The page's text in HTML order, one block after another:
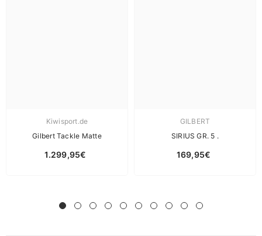
Kiwisport.de
Gilbert Tackle Matte
1.299,95€
GILBERT
SIRIUS GR. 5 .
169,95€